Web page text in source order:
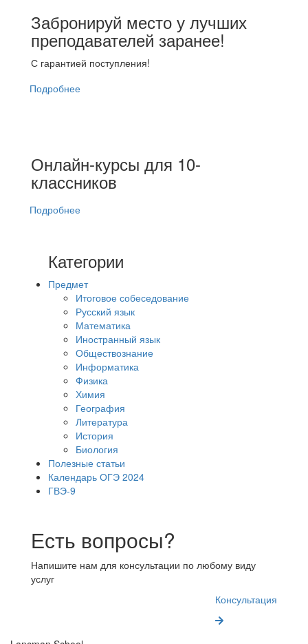
Забронируй место у лучших
преподавателей заранее!
С гарантией поступления!
Подробнее
Онлайн-курсы для 10-
классников
Подробнее
Категории
Предмет
Итоговое собеседование
Русский язык
Математика
Иностранный язык
Обществознание
Информатика
Физика
Химия
География
Литература
История
Биология
Полезные статьи
Календарь ОГЭ 2024
ГВЭ-9
Есть вопросы?
Напишите нам для консультации по любому виду
услуг
Консультация